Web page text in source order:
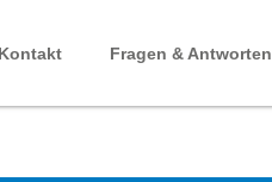
Kontakt Fragen & Antworten